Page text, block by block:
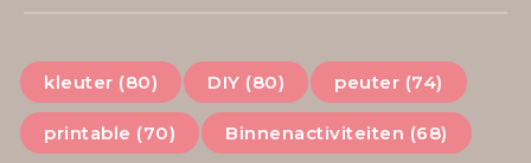
kleuter (80) DIY (80) peuter (74)
printable (70) Binnenactiviteiten (68)